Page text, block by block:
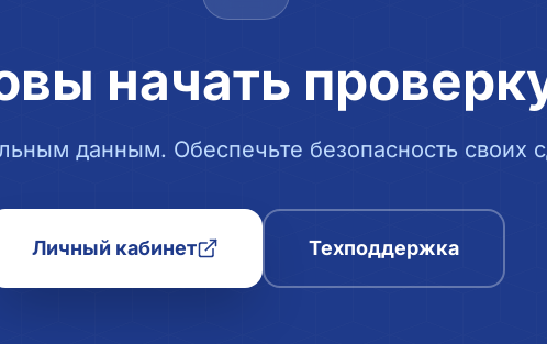
начать
данным. Обеспечьте безопасность своих
Личный кабинет Техподдержка